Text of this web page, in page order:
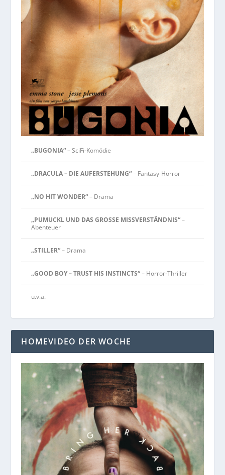
„BUGONIA“– SciFi-Komödie
„DRACULA – DIE AUFERSTEHUNG“– Fantasy-Horror
„NO HIT WONDER“– Drama
„PUMUCKL UND DAS GROSSE MISSVERSTÄNDNIS“–
Abenteuer
„STILLER“– Drama
„GOOD BOY – TRUST HIS INSTINCTS“– Horror-Thriller
u.v.a.
HOMEVIDEO DER WOCHE